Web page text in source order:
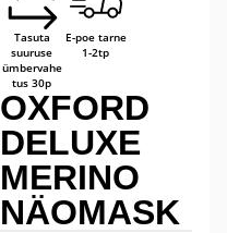
Tasuta
suuruse
ümbervahe
tus 30p
E-poe tarne
1-2tp
OXFORD
DELUXE
MERINO
NÄOMASK